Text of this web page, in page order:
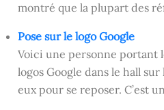
montré que la plupart des
Pose sur le logo Google
Voici une personne portant
logos Google dans le hall
eux pour se reposer. C’est